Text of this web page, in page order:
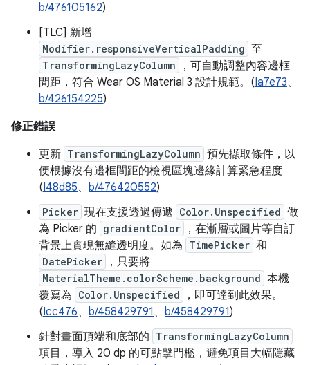
b/476105162)
[TLC] 新增
Modifier.responsiveVerticalPadding 至
TransformingLazyColumn
，可自動調整內容邊框
間距，符合 Wear OS Material 3 設計規範。(Ia7e73、
b/426154225)
修正錯誤
更新 TransformingLazyColumn 預先擷取條件，以
便根據沒有邊框間距的檢視區塊邊緣計算緊急程度
(I48d85、 b/476420552)
Picker 現在支援透過傳遞 Color.Unspecified 做
為 Picker 的 gradientColor
，在漸層或圖片等自訂
背景上實現無縫透明度。如為 TimePicker 和
DatePicker ，只要將
MaterialTheme.colorScheme.background 本機
覆寫為 Color.Unspecified
，即可達到此效果。
(Icc476、 b/458429791 、 b/458429791)
針對畫面頂端和底部的 TransformingLazyColumn
項目，導入 20 dp 的可點擊門檻，避免項目大幅隱藏